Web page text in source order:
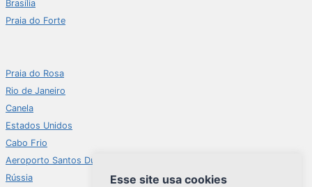
Brasília
Praia do Forte
Praia do Rosa
Rio de Janeiro
Canela
Estados Unidos
Cabo Frio
Aeroporto Santos Dumont
Rússia
Esse site usa cookies